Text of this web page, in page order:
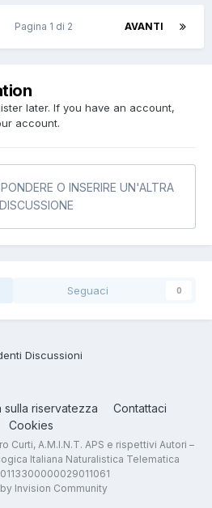
AVANTI
Pagina 1 di 2
later. If you have an account,
account.
O INSERIRE UN'ALTRA
Seguaci 0
Discussioni
sulla riservatezza
Contattaci
Cookies
Curti, A.M.I.N.T. APS e rispettivi Autori –
Italiana Naturalistica Telematica
Invision Community